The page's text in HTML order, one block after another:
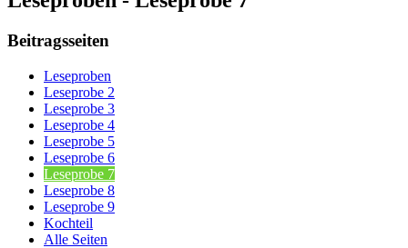
Beitragsseiten
Leseproben
Leseprobe 2
Leseprobe 3
Leseprobe 4
Leseprobe 5
Leseprobe 6
Leseprobe 7
Leseprobe 8
Leseprobe 9
Kochteil
Alle Seiten